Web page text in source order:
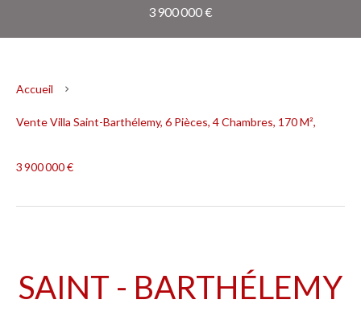
3 900 000 €
Accueil
Vente Villa Saint-Barthélemy, 6 Pièces, 4 Chambres, 170 M²,
3 900 000 €
SAINT - BARTHÉLEMY